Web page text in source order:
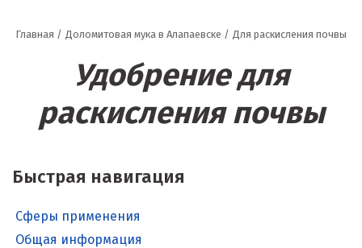
Главная / Доломитовая мука в Алапаевске / Для раскисления почвы
Удобрение для
раскисления почвы
Быстрая навигация
Сферы применения
Общая информация